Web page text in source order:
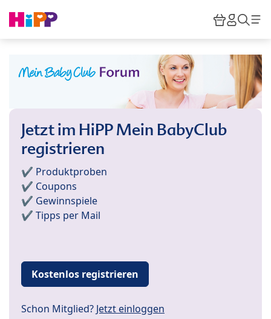
HiPP
Jetzt im HiPP Mein BabyClub
registrieren
✔️ Produktproben
✔️ Coupons
✔️ Gewinnspiele
✔️ Tipps per Mail
Kostenlos registrieren
Schon Mitglied? Jetzt einloggen